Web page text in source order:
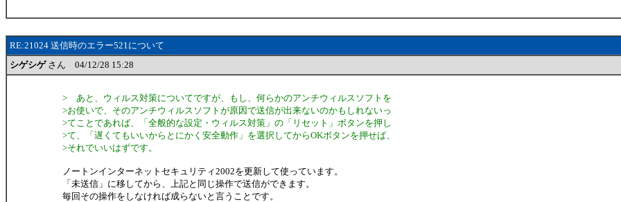
RE:21024 送信時のエラー521について
シゲシゲさん 04/12/28 15:28
> あと、ウィルス対策についてですが、もし、何らかのアンチウィルスソフトを
>お使いで、そのアンチウィルスソフトが原因で送信が出来ないのかもしれないっ
>てことであれば、「全般的な設定・ウィルス対策」の「リセット」ボタンを押し
>て、「遅くてもいいからとにかく安全動作」を選択してからOKボタンを押せば、
>それでいいはずです。
ノートンインターネットセキュリティ2002を更新して使っています。
「未送信」に移してから、上記と同じ操作で送信ができます。
毎回その操作をしなければ成らないと言うことです。